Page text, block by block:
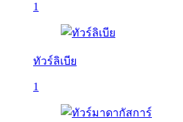
1
ทัวร์ลิเบีย
1